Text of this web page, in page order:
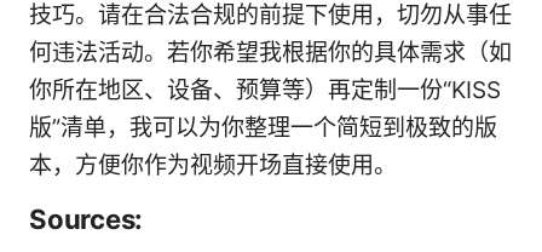
技巧。请在合法合规的前提下使用，切勿从事任
何违法活动。若你希望我根据你的具体需求（如
你所在地区、设备、预算等）再定制一份“KISS
版”清单，我可以为你整理一个简短到极致的版
本，方便你作为视频开场直接使用。
Sources: